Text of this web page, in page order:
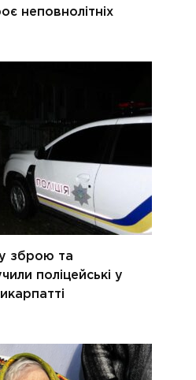
неповнолітніх
зброю та
поліцейські у